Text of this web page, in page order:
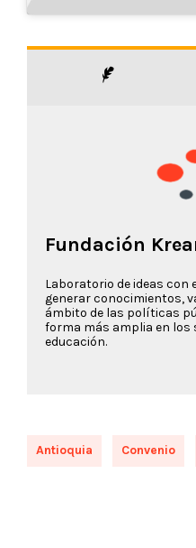
Fundación
Laboratorio de ideas con
generar conocimientos,
ámbito de las políticas
forma más amplia en los
educación.
Antioquia Convenio